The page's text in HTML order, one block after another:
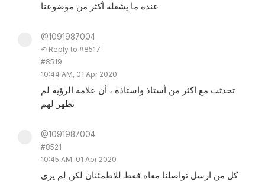
عنده ما يشغله أكثر من موضوعنا
@1091987004
↶ Reply to #8517
#8519
10:44 AM, 01 Apr 2020
تحدثت مع اكثر من أستاذ واستاذة ، أن علامة الرؤية لم
تظهر لهم
@1091987004
#8521
10:45 AM, 01 Apr 2020
كل من ارسل تواصلنا معاه فقط للاطمئنان لكن لم يرى